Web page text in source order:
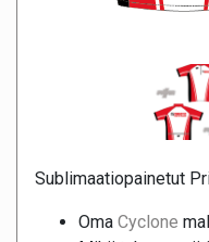
Sublimaatiopainetut
Oma Cyclone